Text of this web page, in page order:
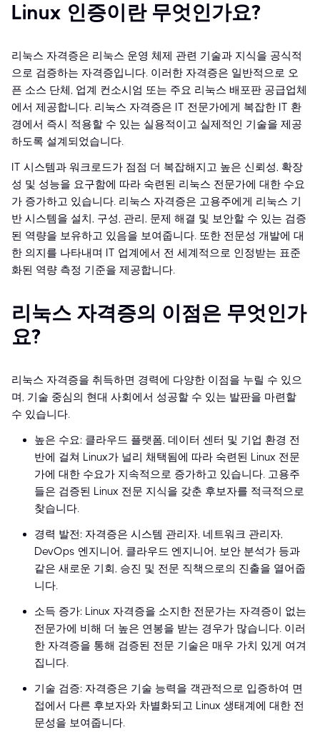
Linux 인증이란 무엇인가요?
리눅스 자격증은 리눅스 운영 체제 관련 기술과 지식을 공식적
으로 검증하는 자격증입니다. 이러한 자격증은 일반적으로 오
픈 소스 단체, 업계 컨소시엄 또는 주요 리눅스 배포판 공급업체
에서 제공합니다. 리눅스 자격증은 IT 전문가에게 복잡한 IT 환
경에서 즉시 적용할 수 있는 실용적이고 실제적인 기술을 제공
하도록 설계되었습니다.
IT 시스템과 워크로드가 점점 더 복잡해지고 높은 신뢰성, 확장
성 및 성능을 요구함에 따라 숙련된 리눅스 전문가에 대한 수요
가 증가하고 있습니다. 리눅스 자격증은 고용주에게 리눅스 기
반 시스템을 설치, 구성, 관리, 문제 해결 및 보안할 수 있는 검증
된 역량을 보유하고 있음을 보여줍니다. 또한 전문성 개발에 대
한 의지를 나타내며 IT 업계에서 전 세계적으로 인정받는 표준
화된 역량 측정 기준을 제공합니다.
리눅스 자격증의 이점은 무엇인가
요?
리눅스 자격증을 취득하면 경력에 다양한 이점을 누릴 수 있으
며, 기술 중심의 현대 사회에서 성공할 수 있는 발판을 마련할
수 있습니다.
높은 수요: 클라우드 플랫폼, 데이터 센터 및 기업 환경 전
반에 걸쳐 Linux가 널리 채택됨에 따라 숙련된 Linux 전문
가에 대한 수요가 지속적으로 증가하고 있습니다. 고용주
들은 검증된 Linux 전문 지식을 갖춘 후보자를 적극적으로
찾습니다.
경력 발전: 자격증은 시스템 관리자, 네트워크 관리자,
DevOps 엔지니어, 클라우드 엔지니어, 보안 분석가 등과
같은 새로운 기회, 승진 및 전문 직책으로의 진출을 열어줍
니다.
소득 증가: Linux 자격증을 소지한 전문가는 자격증이 없는
전문가에 비해 더 높은 연봉을 받는 경우가 많습니다. 이러
한 자격증을 통해 검증된 전문 기술은 매우 가치 있게 여겨
집니다.
기술 검증: 자격증은 기술 능력을 객관적으로 입증하여 면
접에서 다른 후보자와 차별화되고 Linux 생태계에 대한 전
문성을 보여줍니다.